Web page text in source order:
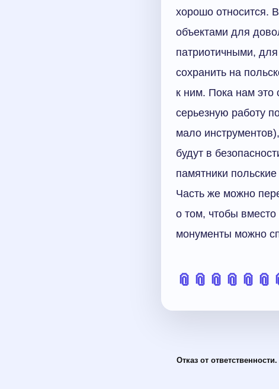
хорошо относится.
объектами для
патриотичными, для
сохранить на
к ним. Пока нам это
серьезную работу
мало
будут в
памятники
Часть же можно
о том, чтобы
монументы можно
📎 📎 📎 📎 📎 📎
Отказ от ответственности.